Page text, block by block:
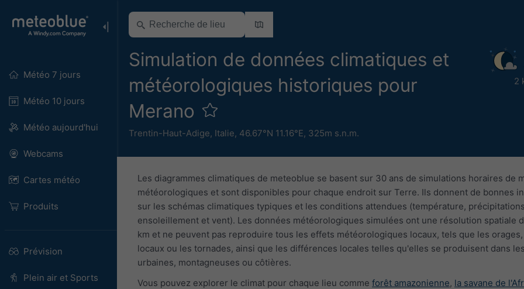
Météo 7 jours
Météo 10 jours
Météo aujourd'hui
Webcams
Cartes météo
Produits
Prévision
Plein air et Sports
Simulation de données climatiques et
météorologiques historiques pour
Merano
Trentin-Haut-Adige, Italie, 46.67°N 11.16°E, 325m s.n.m.
2
Les diagrammes climatiques de meteoblue se basent sur 30 ans de simulations horaires de
météorologiques et sont disponibles pour chaque endroit sur Terre. Ils donnent de bonnes
sur les schémas climatiques typiques et les conditions attendues (température,
ensoleillement et vent). Les données météorologiques simulées ont une résolution spatiale
km et ne peuvent pas reproduire tous les effets météorologiques locaux, tels que les
locaux ou les tornades, ainsi que les différences locales telles qu'elles se produisent dans
urbaines, montagneuses ou côtières.
Vous pouvez explorer le climat pour chaque lieu comme forêt amazonienne, la savane de